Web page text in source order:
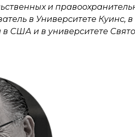
и
в Университете Куинс,
в США и в университете